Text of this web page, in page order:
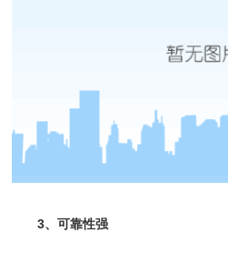
3、可靠性强